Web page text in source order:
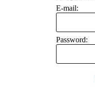
E-mail:
Password: